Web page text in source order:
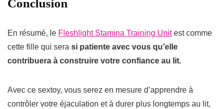
Conclusion
En résumé, le Fleshlight Stamina Training Unitest comme
cette fille qui sera si patiente avec vous qu’elle
contribuera à construire votre confiance au lit.
Avec ce sextoy, vous serez en mesure d’apprendre à
contrôler votre éjaculation et à durer plus longtemps au lit,